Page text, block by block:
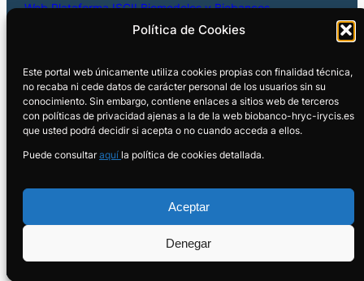
Política de Cookies
Este portal web únicamente utiliza cookies propias con finalidad técnica,
no recaba ni cede datos de carácter personal de los usuarios sin su
conocimiento. Sin embargo, contiene enlaces a sitios web de terceros
con políticas de privacidad ajenas a la de la web biobanco-hryc-irycis.es
que usted podrá decidir si acepta o no cuando acceda a ellos.
Puede consultaraquí la política de cookies detallada.
Aceptar
Denegar
Web Plataforma ISCII Biomodelos y Biobancos
Contacto Biobanco HURyCIRyCIS
654 02 73 42
biobanco@salud.madrid.org
Biobanco-hryc-irycis
de uso